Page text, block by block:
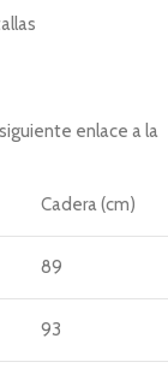
enlace a la
Cadera (cm)
89
93